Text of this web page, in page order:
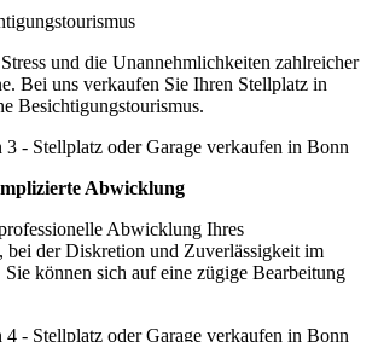
und die Unannehmlichkeiten zahlreicher
Bei uns verkaufen Sie Ihren Stellplatz in
Besichtigungstourismus.
Abwicklung
Abwicklung Ihres
bei der Diskretion und Zuverlässigkeit im
Sie können sich auf eine zügige Bearbeitung